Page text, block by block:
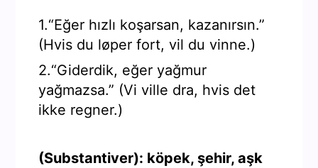
1.“Eğer hızlı koşarsan, kazanırsın.”
(Hvis du løper fort, vil du vinne.)
2.“Giderdik, eğer yağmur
yağmazsa.” (Vi ville dra, hvis det
ikke regner.)
(Substantiver): köpek, şehir, aşk